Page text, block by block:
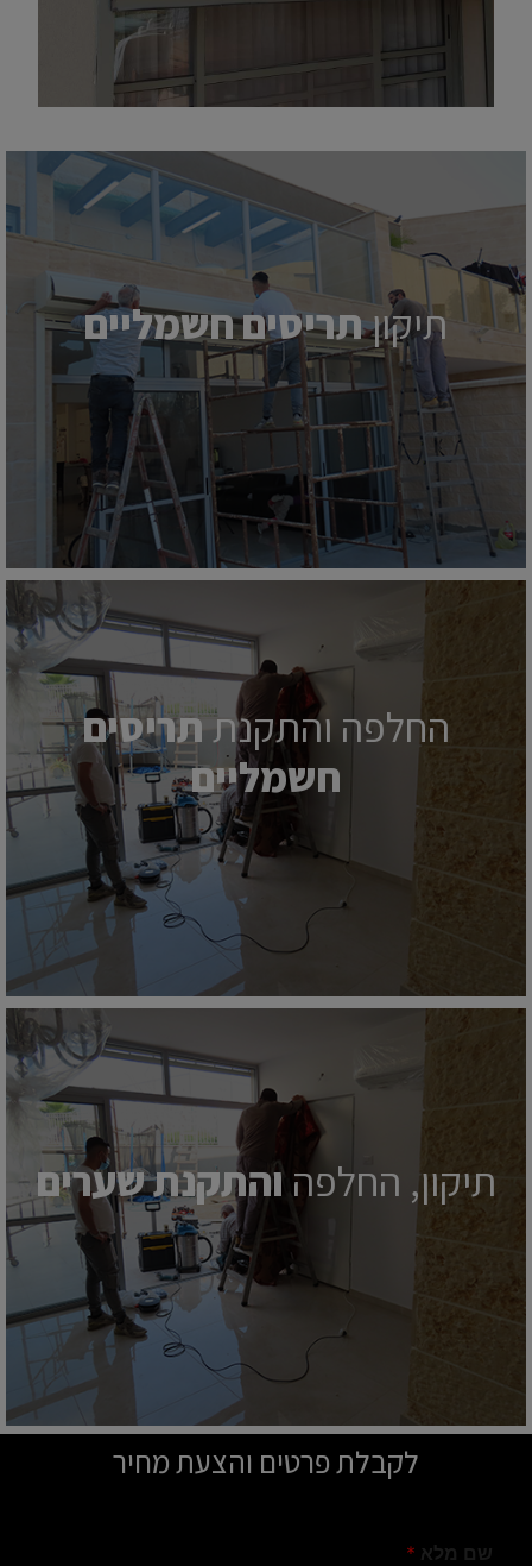
תיקוןתריסים חשמליים
החלפה והתקנתתריסים
חשמליים
תיקון, החלפהוהתקנת שערים
לקבלת פרטים והצעת מחיר
שם מלא *